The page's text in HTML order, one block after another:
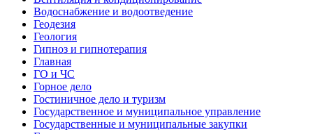
Водоснабжение и водоотведение
Геодезия
Геология
Гипноз и гипнотерапия
Главная
ГО и ЧС
Горное дело
Гостиничное дело и туризм
Государственное и муниципальное управление
Государственные и муниципальные закупки